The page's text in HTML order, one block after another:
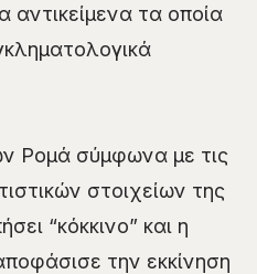
αντικείμενα τα οποία
Ρομά σύμφωνα με τις
στοιχείων της
“κόκκινο” και η
την εκκίνηση